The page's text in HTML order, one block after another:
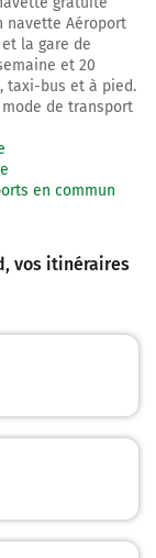
25 mètres
mètres
l'Huile et
navette Aéroport
la gare de
et 20
taxi-bus et à pied.
de transport
en commun
, vos itinéraires